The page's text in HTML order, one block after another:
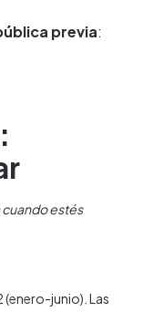
previa:
estés
(enero-junio). Las